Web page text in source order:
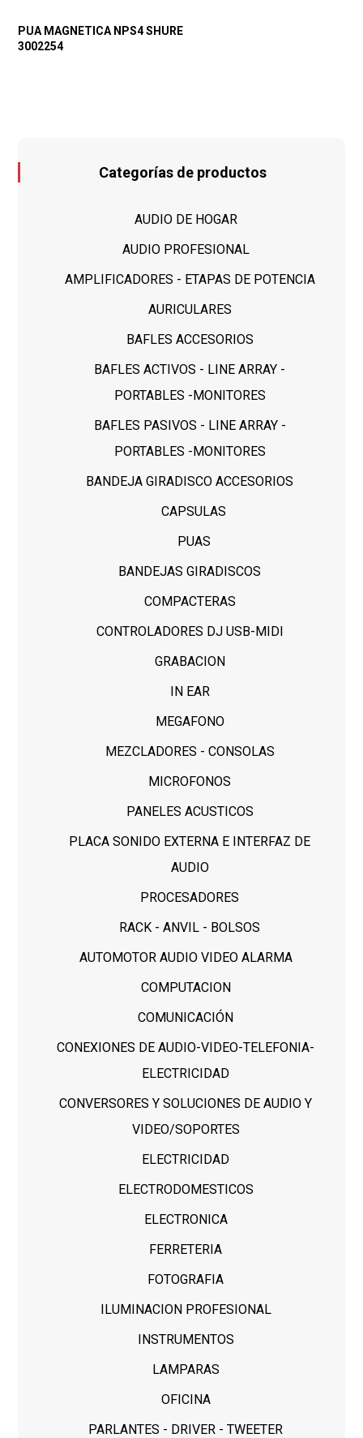
PUA MAGNETICA NPS4 SHURE
3002254
Categorías de productos
AUDIO DE HOGAR
AUDIO PROFESIONAL
AMPLIFICADORES - ETAPAS DE POTENCIA
AURICULARES
BAFLES ACCESORIOS
BAFLES ACTIVOS - LINE ARRAY -
PORTABLES -MONITORES
BAFLES PASIVOS - LINE ARRAY -
PORTABLES -MONITORES
BANDEJA GIRADISCO ACCESORIOS
CAPSULAS
PUAS
BANDEJAS GIRADISCOS
COMPACTERAS
CONTROLADORES DJ USB-MIDI
GRABACION
IN EAR
MEGAFONO
MEZCLADORES - CONSOLAS
MICROFONOS
PANELES ACUSTICOS
PLACA SONIDO EXTERNA E INTERFAZ DE
AUDIO
PROCESADORES
RACK - ANVIL - BOLSOS
AUTOMOTOR AUDIO VIDEO ALARMA
COMPUTACION
COMUNICACIÓN
CONEXIONES DE AUDIO-VIDEO-TELEFONIA-
ELECTRICIDAD
CONVERSORES Y SOLUCIONES DE AUDIO Y
VIDEO/SOPORTES
ELECTRICIDAD
ELECTRODOMESTICOS
ELECTRONICA
FERRETERIA
FOTOGRAFIA
ILUMINACION PROFESIONAL
INSTRUMENTOS
LAMPARAS
OFICINA
PARLANTES - DRIVER - TWEETER